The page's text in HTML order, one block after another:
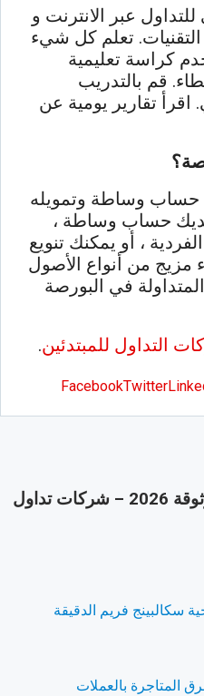
عبر الانترنت و
التقنيات. تعلم كل شيء
كراسة تعليمية
قم بالتدريب
تقارير يومية عن
حساب وساطة وتمويله
حساب وساطة ،
، أو يمكنك تنويع
من أنواع الأصول
في البورصة
التداول للمبتدئين.
FacebookTwitter
أفضل شركات الفوركس الموثوقة 2026 – شركات تداول
سكالبينج فريم الدقيقة
بالعملات